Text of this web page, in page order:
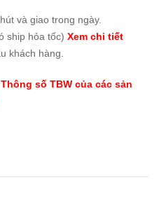
và giao trong ngày.
ship hỏa tốc) Xem chi tiết
khách hàng.
số TBW của các sản